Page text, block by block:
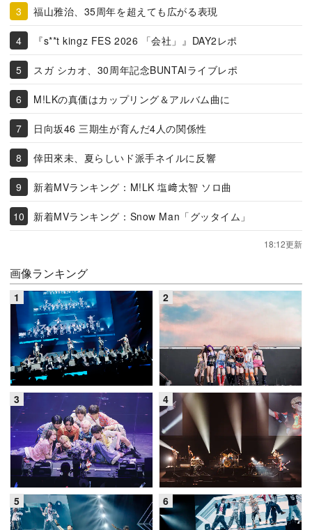
福山雅治、35周年を超えても広がる表現
『s**t kingz FES 2026 「会社」』DAY2レポ
スガ シカオ、30周年記念BUNTAIライブレポ
M!LKの真価はカップリング＆アルバム曲に
日向坂46 三期生が育んだ4人の関係性
倖田來未、夏らしいド派手ネイルに反響
新着MVランキング：M!LK 塩﨑太智 ソロ曲
新着MVランキング：Snow Man「グッタイム」
18:12更新
画像ランキング